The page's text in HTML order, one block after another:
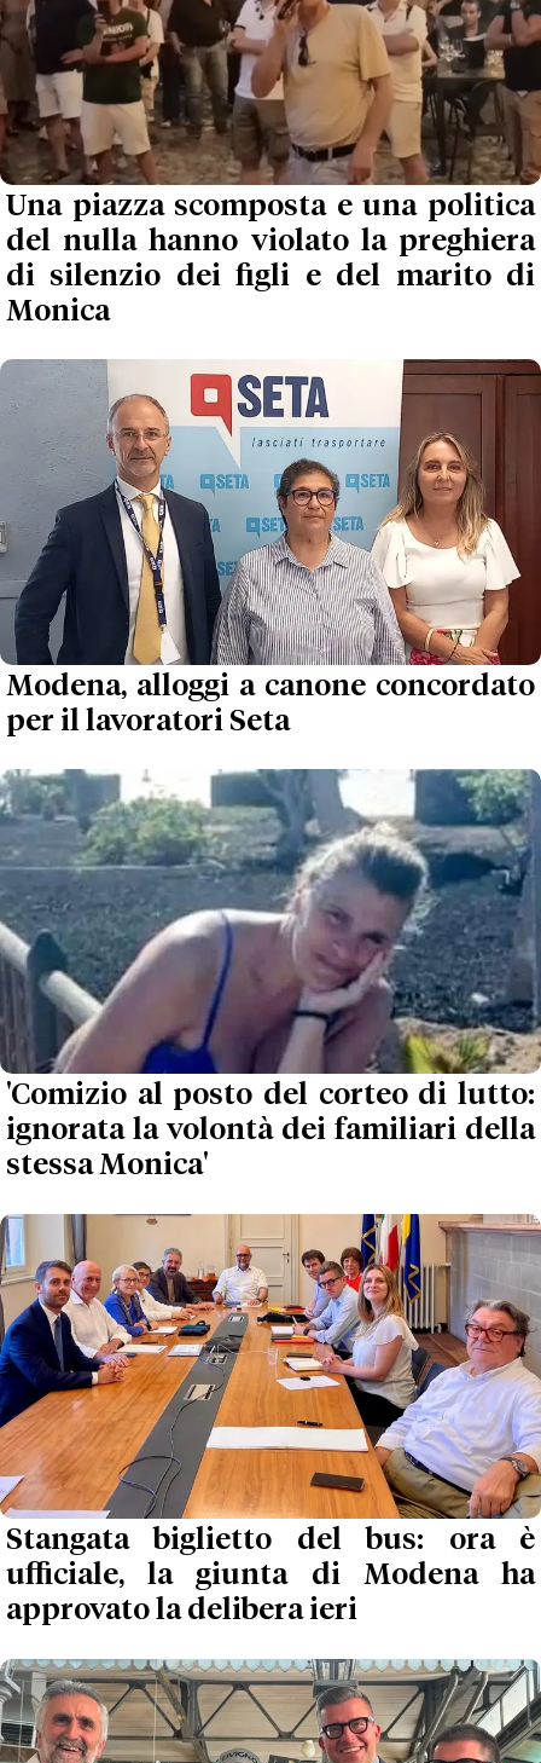
Una piazza scomposta e una politica
del nulla hanno violato la preghiera
di silenzio dei figli e del marito di
Monica
Modena, alloggi a canone concordato
per il lavoratori Seta
'Comizio al posto del corteo di lutto:
ignorata la volontà dei familiari della
stessa Monica'
Stangata biglietto del bus: ora è
ufficiale, la giunta di Modena ha
approvato la delibera ieri